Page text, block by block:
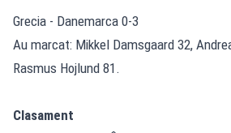
Grecia - Danemarca 0-3
Au marcat: Mikkel Damsgaard 32,
Rasmus Hojlund 81.
Clasament